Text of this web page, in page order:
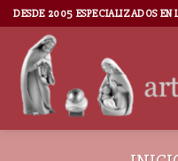
DESDE 2005 ESPECIALIZADOS EN